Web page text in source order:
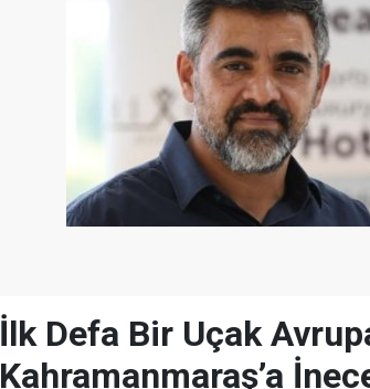
İlk Defa Bir Uçak
Kahramanmaraş’a